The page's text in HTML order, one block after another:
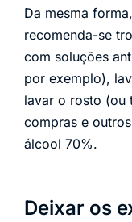
Da mesma
recomenda-se
com soluções
por exemplo),
lavar o rosto (ou
compras e
álcool 70%.
Deixar os